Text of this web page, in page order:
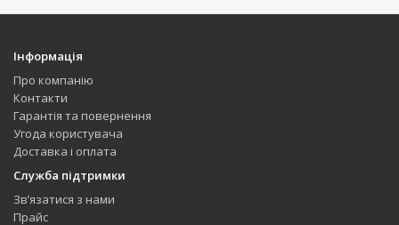
Інформація
Про компанію
Контакти
Гарантія та повернення
Угода користувача
Доставка і оплата
Служба підтримки
Зв’язатися з нами
Прайс